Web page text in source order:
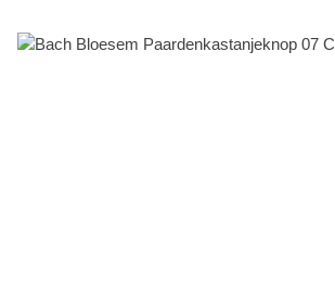
Ignorer la galerie d'images